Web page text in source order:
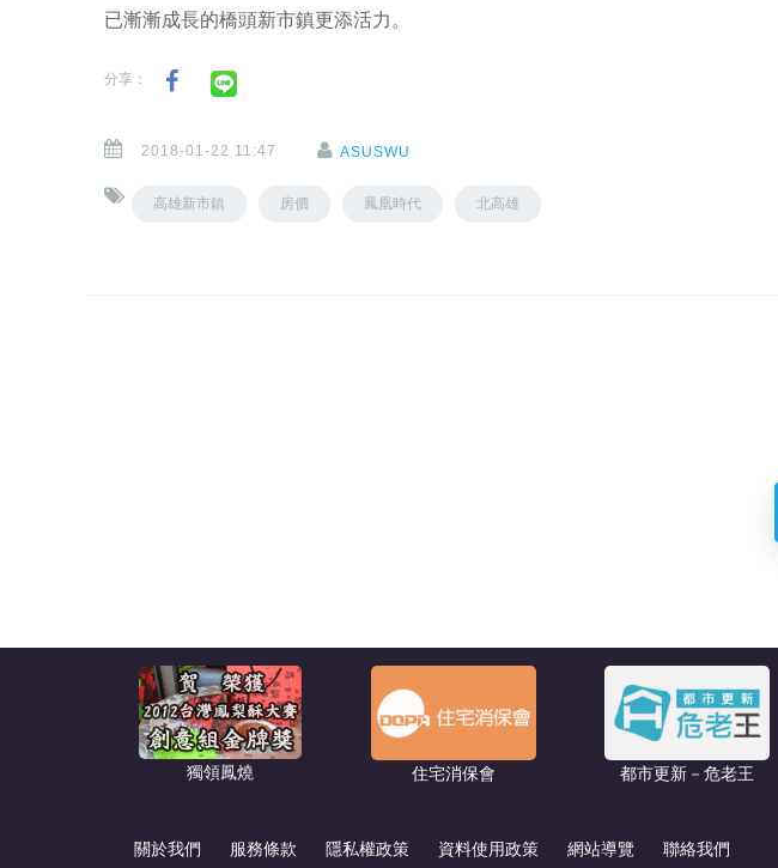
已漸漸成長的橋頭新市鎮更添活力。
分享：
2018-01-22 11:47 ASUSWU
高雄新市鎮 房價 鳳凰時代 北高雄
獨領鳳燒 住宅消保會 都市更新－危老王
關於我們 服務條款 隱私權政策 資料使用政策 網站導覽 聯絡我們